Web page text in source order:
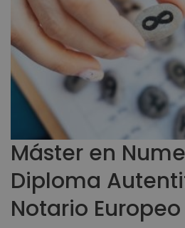
Máster en
Diploma
Notario